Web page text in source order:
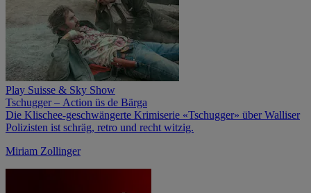
Play Suisse & Sky Show
Tschugger – Action üs de Bärga
Die Klischee-geschwängerte Krimiserie «Tschugger» über Walliser
Polizisten ist schräg, retro und recht witzig.
Miriam Zollinger